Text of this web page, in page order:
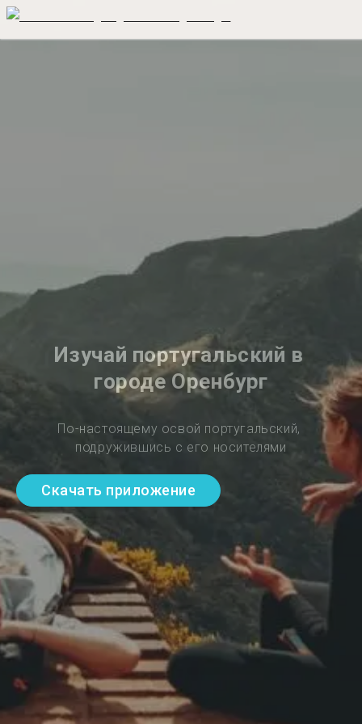
Изучай португальский в
городе Оренбург
По-настоящему освой португальский,
подружившись с его носителями
Скачать приложение